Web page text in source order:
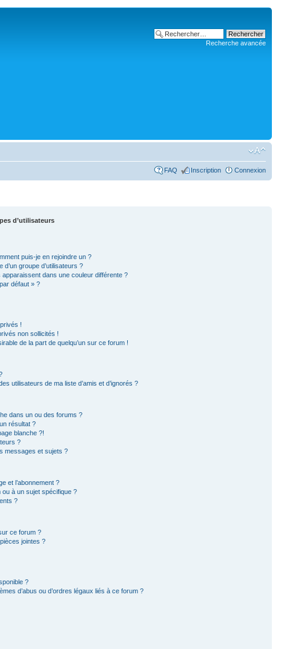
Recherche avancée
FAQ Inscription Connexion
d’utilisateurs
puis-je en rejoindre un ?
groupe d’utilisateurs ?
apparaissent dans une couleur différente ?
défaut » ?
!
non sollicités !
de la part de quelqu’un sur ce forum !
utilisateurs de ma liste d’amis et d’ignorés ?
dans un ou des forums ?
résultat ?
blanche ?!
?
messages et sujets ?
et l’abonnement ?
ou à un sujet spécifique ?
?
ce forum ?
jointes ?
?
d’abus ou d’ordres légaux liés à ce forum ?